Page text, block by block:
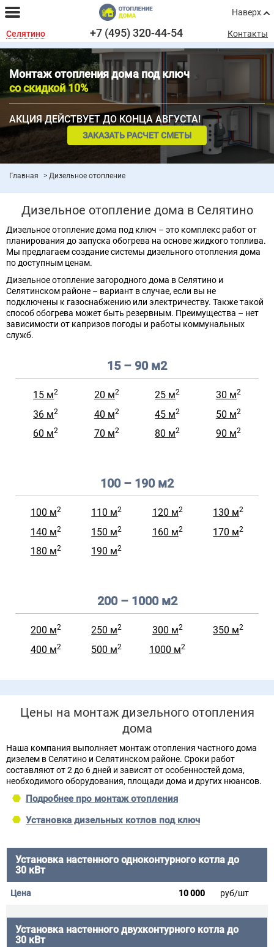
Наверх
Селятино +7 (495) 320-44-54 Контакты
Монтаж отопления дома под ключ
со скидкой 10%
АКЦИЯ ДЕЙСТВУЕТ ДО КОНЦА АВГУСТА!
ЗАКАЗАТЬ РАСЧЕТ СМЕТЫ
Главная Дизельное отопление
Дизельное отопление дома в Селятино
Дизельное отопление дома под ключ – это комплекс работ от
планирования до запуска обогрева на основе жидкого топлива.
Мы предлагаем создание системы дизельного отопления дома
по доступным ценам.
Дизельное отопление загородного дома в Селятино и
Селятинском районе – вариант в случае, если вы не
подключены к газоснабжению или электричеству. Также такой
способ обогрева может быть резервным. Преимущества – нет
зависимости от капризов погоды и работы коммунальных
служб.
15 – 90 м2
15 м2 20 м2 25 м2 30 м2
36 м2 40 м2 45 м2 50 м2
60 м2 70 м2 80 м2 90 м2
100 – 190 м2
100 м2 110 м2 120 м2 130 м2
140 м2 150 м2 160 м2 170 м2
180 м2 190 м2
200 – 1000 м2
200 м2 250 м2 300 м2 350 м2
400 м2 500 м2 1000 м2
Цены на монтаж дизельного отопления
дома
Наша компания выполняет монтаж отопления частного дома
дизелем в Селятино и Селятинском районе. Сроки работ
составляют от 2 до 6 дней и зависят от особенностей дома,
необходимого оборудования, площади дома и других нюансов.
Подробнее про монтаж отопления
Установка дизельных котлов под ключ
Установка настенного одноконтурного котла до
30 кВт
10 000 руб/шт
Установка настенного двухконтурного котла до
30 кВт